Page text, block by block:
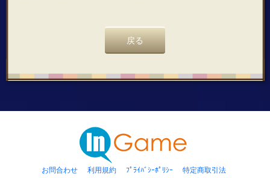
戻る
お問合わせ 利用規約 ﾌﾟﾗｲﾊﾞｼｰﾎﾟﾘｼｰ 特定商取引法